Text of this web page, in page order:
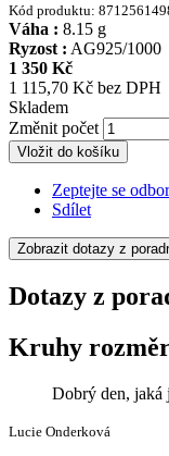
Kód produktu:
Váha : 8.15 g
Ryzost : AG925/1000
1 350 Kč
1 115,70 Kč bez DPH
Skladem
Změnit počet
Vložit do košíku
Zeptejte se
Sdílet
Zobrazit dotazy z
Dotazy z
Kruhy
Dobrý den, jaká
Lucie Onderková